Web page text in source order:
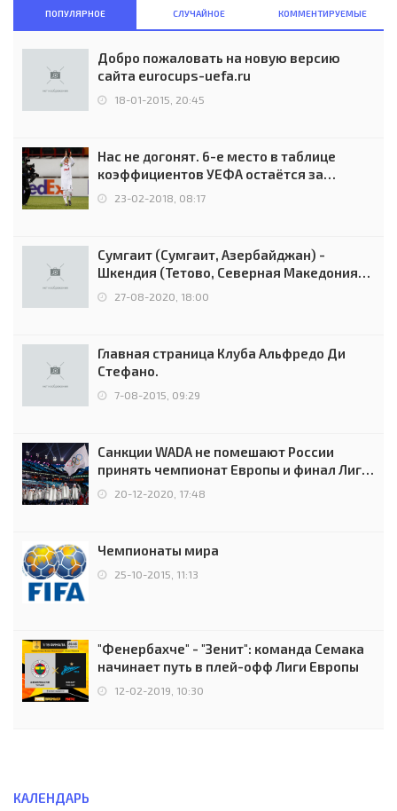
ПОПУЛЯРНОЕ СЛУЧАЙНОЕ КОММЕНТИРУЕМЫЕ
Добро пожаловать на новую версию
сайта eurocups-uefa.ru
18-01-2015, 20:45
Нас не догонят. 6-е место в таблице
коэффициентов УЕФА остаётся за
Россией
23-02-2018, 08:17
Сумгаит (Сумгаит, Азербайджан) -
Шкендия (Тетово, Северная Македония) -
0:2 (0:0)
27-08-2020, 18:00
Главная страница Клуба Альфредо Ди
Стефано.
7-08-2015, 09:29
Санкции WADA не помешают России
принять чемпионат Европы и финал Лиги
чемпионов.
20-12-2020, 17:48
Чемпионаты мира
25-10-2015, 11:13
"Фенербахче" - "Зенит": команда Семака
начинает путь в плей-офф Лиги Европы
12-02-2019, 10:30
КАЛЕНДАРЬ